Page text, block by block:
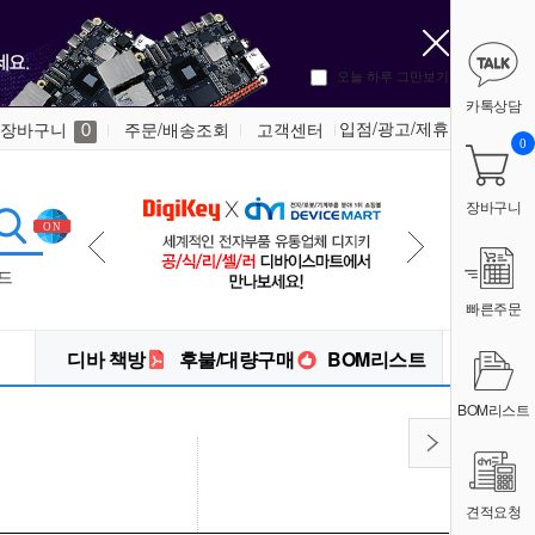
오늘 하루 그만보기
장바구니 0 주문/배송조회 고객센터 입점/광고/제휴
디바 책방 후불/대량구매 BOM리스트
카톡상담
장바구니
0
빠른주문
BOM리스트
견적요청